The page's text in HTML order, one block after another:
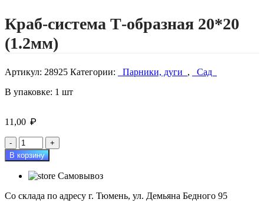
Краб-система Т-образная 20*20
(1.2мм)
Артикул: 28925 Категории: Парники, дуги ,
Сад
В упаковке: 1 шт
11,00 ₽
Количество
товара
Краб-
система
образная
В корзину
Самовывоз
Со склада по адресу г. Тюмень, ул. Демьяна Бедного 95